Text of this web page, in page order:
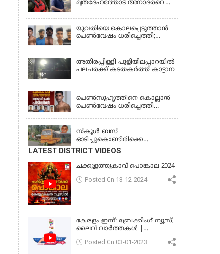
ജാമ്യാപേക്ഷ തള്ളി
മൃതദേഹത്തോട് അനാദരവെന്ന്
ക്രമീകരണത്തില്‍ ഗുരുതര
വീഴ്ച; മൃതദേഹം ചാവക്കാട്
വരെ എത്തിച്ചത് ഫ്രീസര്‍
സംവിധാനം ഇല്ലാതെയെന്നും
ആരോപണം
യുവതിയെ കൊലപ്പെടുത്താൻ
പെൺവേഷം ധരിച്ചെത്തി;
അതിരപ്പിള്ളി പുളിയിലപ്പാറയിൽ
പലചരക്ക് കടതകർത്ത് കാട്ടാന
പെണ്‍സുഹൃത്തിനെ കൊല്ലാന്‍
പെണ്‍വേഷം ധരിച്ചെത്തി
സ്കൂൾ ബസ്
ഓടിച്ചുകൊണ്ടിരിക്കെ
ഡ്രൈവർക്ക് ഹൃദയാഘാതം;
ബസ് കെട്ടിടത്തിൽ ഇടിച്ചുനിന്നു;
ഡ്രൈവർ മരിച്ചു, രണ്ട്
കുട്ടികൾക്ക് പരിക്ക്
LATEST DISTRICT VIDEOS
ചക്കുളത്തുകാവ് പൊങ്കാല 2024
Posted On 13-12-2024
കേരളം ഇന്ന്: ബ്രേക്കിംഗ് ന്യൂസ്,
ലൈവ് വാർത്തകൾ |
Posted On 03-01-2023